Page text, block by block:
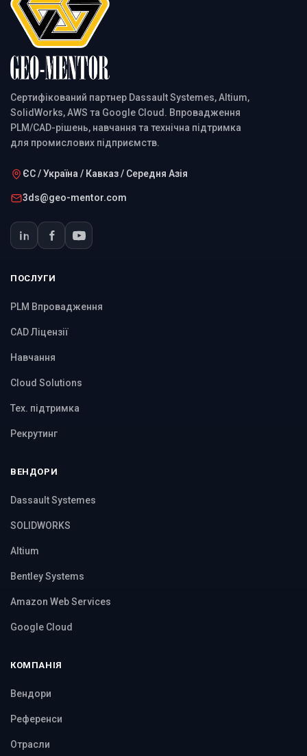
Сертифікований партнер Dassault Systemes, Altium,
SolidWorks, AWS та Google Cloud. Впровадження
PLM/CAD-рішень, навчання та технічна підтримка
для промислових підприємств.
ЄС / Україна / Кавказ / Середня Азія
3ds@geo-mentor.com
ПОСЛУГИ
PLM Впровадження
CAD Ліцензії
Навчання
Cloud Solutions
Тех. підтримка
Рекрутинг
ВЕНДОРИ
Dassault Systemes
SOLIDWORKS
Altium
Bentley Systems
Amazon Web Services
Google Cloud
КОМПАНІЯ
Вендори
Референси
Отрасли